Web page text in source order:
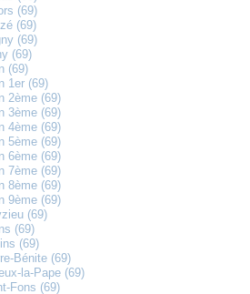
(69)
(69)
(69)
(69)
(69)
1er (69)
2ème (69)
3ème (69)
4ème (69)
5ème (69)
6ème (69)
7ème (69)
8ème (69)
9ème (69)
(69)
(69)
(69)
Bénite (69)
la-Pape (69)
Fons (69)